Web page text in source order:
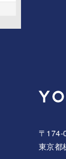
〒174-
東京都